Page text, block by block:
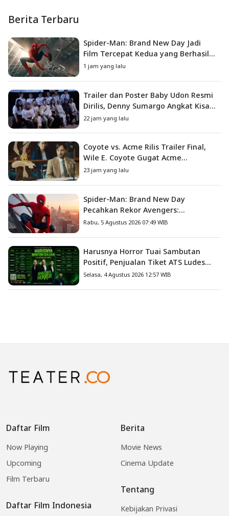
Berita Terbaru
Spider-Man: Brand New Day Jadi
Film Tercepat Kedua yang Berhasil
Tembus US$1 Miliar
1 jam yang lalu
Trailer dan Poster Baby Udon Resmi
Dirilis, Denny Sumargo Angkat Kisah
Nyata Fanny Kondoh
22 jam yang lalu
Coyote vs. Acme Rilis Trailer Final,
Wile E. Coyote Gugat Acme
Corporation ke Pengadilan
23 jam yang lalu
Spider-Man: Brand New Day
Pecahkan Rekor Avengers:
Endgame, Cetak Debut Box Office
Rabu, 5 Agustus 2026 07:49 WIB
Harusnya Horror Tuai Sambutan
Positif, Penjualan Tiket ATS Ludes
Terjual
Selasa, 4 Agustus 2026 12:57 WIB
Daftar Film
Now Playing
Upcoming
Film Terbaru
Daftar Film Indonesia
Berita
Movie News
Cinema Update
Tentang
Kebijakan Privasi